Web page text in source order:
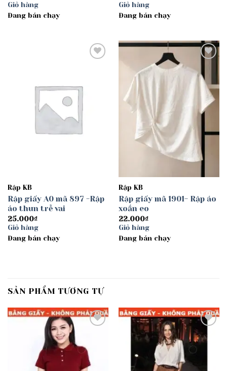
Giỏ hàng
Đang bán chạy
Giỏ hàng
Đang bán chạy
Rập KB
Rập giấy A0 mã 897 -Rập
áo thun trễ vai
25.000₫
Giỏ hàng
Đang bán chạy
wishlist
Rập KB
Rập giấy mã 1901- Rập áo
xoắn eo
22.000₫
Giỏ hàng
Đang bán chạy
SẢN PHẨM TƯƠNG TỰ
Add to
wishlist